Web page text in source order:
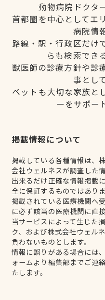
動物病院ドクタ
首都圏を中心としてエ
病院情
路線・駅・行政区だけ
らも検索でき
獣医師の診療方針や診
事とし
ペットも大切な家族と
ーをサポー
掲載情報について
掲載している各種情報は、
会社ウェルネスが調査した
出来るだけ正確な情報掲載
全に保証するものではありま
掲載されている医療機関へ
に必ず該当の医療機関に直
当サービスによって生じた
ク、および株式会社ウェル
負わないものとします。
情報に誤りがある場合には
ォームより編集部までご連
たします。